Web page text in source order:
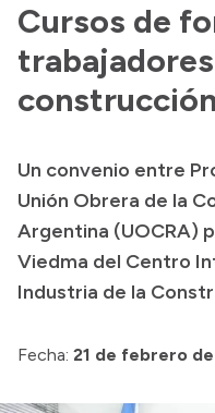
Delegaciones
Normativa
Presupuesto
Boletín Oficial
Compras y licitaciones
Consulta de
Convocatorias
Intranet
Cursos de
Un convenio entre
Unión Obrera de la
Argentina (UOCRA)
Viedma del Centro
Industria de la
Fecha: 21 de febrero